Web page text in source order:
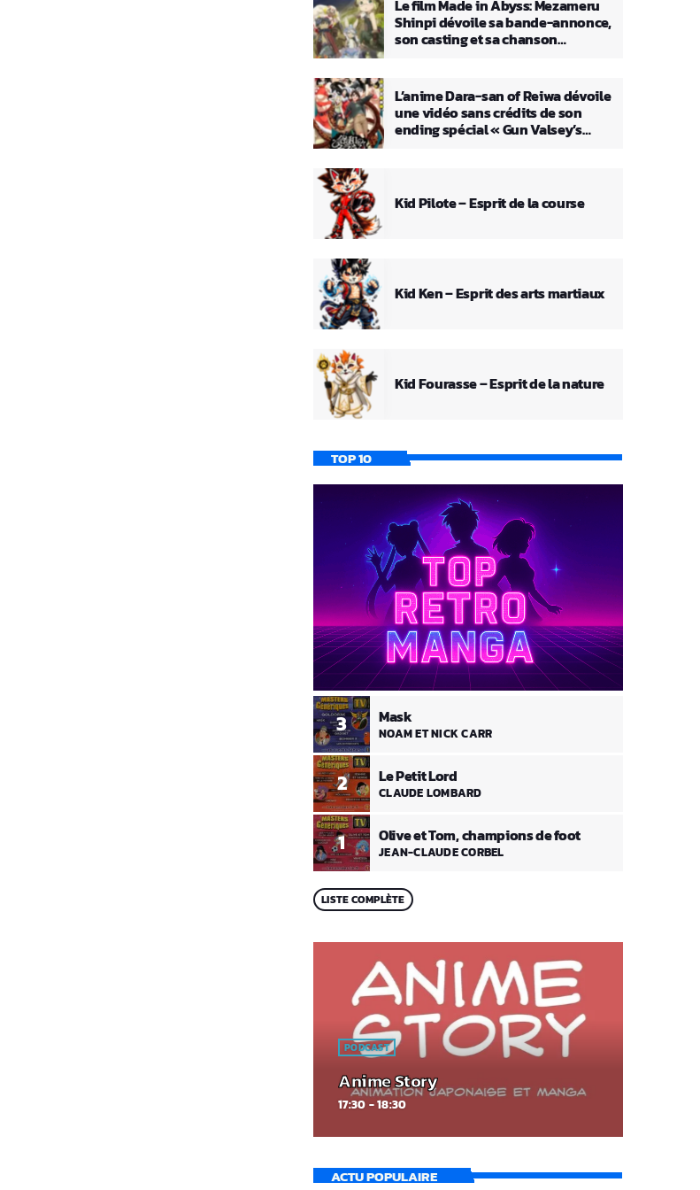
Le film Made in Abyss: Mezameru
Shinpi dévoile sa bande-annonce,
son casting et sa chanson
L’anime Dara-san of Reiwa dévoile
une vidéo sans crédits de son
ending spécial « Gun Valsey’s
Kid Pilote – Esprit de la course
Kid Ken – Esprit des arts martiaux
Kid Fourasse – Esprit de la nature
TOP 10
1 Olive et Tom, champions de foot
JEAN-CLAUDE CORBEL
2 Le Petit Lord
CLAUDE LOMBARD
3 Mask
NOAM ET NICK CARR
LISTE COMPLÈTE
PODCAST
Anime Story
17:30 - 18:30
ACTU POPULAIRE